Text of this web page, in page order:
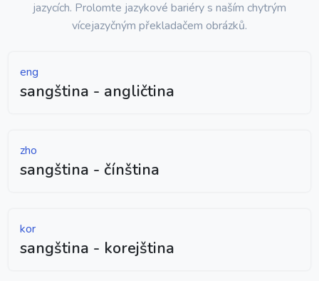
jazycích. Prolomte jazykové bariéry s naším chytrým
vícejazyčným překladačem obrázků.
eng
sangština - angličtina
zho
sangština - čínština
kor
sangština - korejština